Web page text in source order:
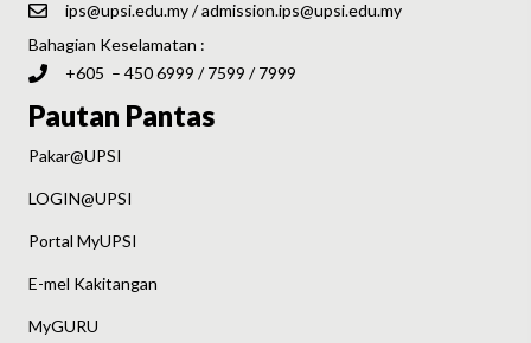
ips@upsi.edu.my/admission.ips@upsi.edu.my
Bahagian Keselamatan :
+605 – 450 6999 / 7599 / 7999
Pautan Pantas
Pakar@UPSI
LOGIN@UPSI
Portal MyUPSI
E-mel Kakitangan
MyGURU